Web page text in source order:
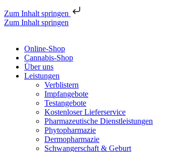
Zum Inhalt springen
Zum Inhalt springen
Online-Shop
Cannabis-Shop
Über uns
Leistungen
Verblistern
Impfangebote
Testangebote
Kostenloser Lieferservice
Pharmazeutische Dienstleistungen
Phytopharmazie
Dermopharmazie
Schwangerschaft & Geburt